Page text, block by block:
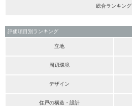
総合ランキング
評価項目別ランキング
立地
周辺環境
デザイン
住戸の構造・設計